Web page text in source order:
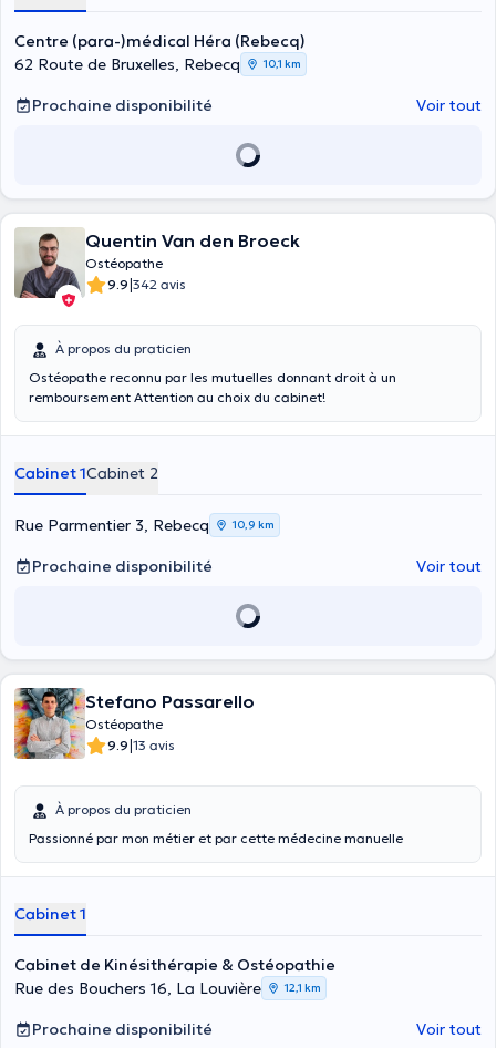
Centre (para-)médical Héra (Rebecq)
62 Route de Bruxelles, Rebecq
10,1 km
Prochaine disponibilité Voir tout
Quentin Van den Broeck
Ostéopathe
9.9|342 avis
À propos du praticien
Ostéopathe reconnu par les mutuelles donnant droit à un
remboursement Attention au choix du cabinet!
Cabinet 1Cabinet 2
Rue Parmentier 3, Rebecq 10,9 km
Prochaine disponibilité Voir tout
Stefano Passarello
Ostéopathe
9.9|13 avis
À propos du praticien
Passionné par mon métier et par cette médecine manuelle
Cabinet 1
Cabinet de Kinésithérapie & Ostéopathie
Rue des Bouchers 16, La Louvière
12,1 km
Prochaine disponibilité Voir tout